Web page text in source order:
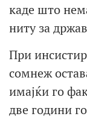
каде што
ниту за
При
сомнеж
имајќи го
две години